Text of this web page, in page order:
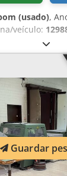
(usado),
veículo:
dobra
Peças
Comprimento
máxima
por
mínimo da
da
80
320 mm
(5/32"),
8 mm (5/
Guardar